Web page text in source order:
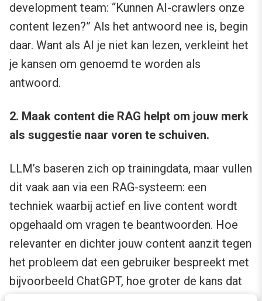
development team: “Kunnen AI-crawlers onze
content lezen?” Als het antwoord nee is, begin
daar. Want als AI je niet kan lezen, verkleint het
je kansen om genoemd te worden als
antwoord.
2. Maak content die RAG helpt om jouw merk
als suggestie naar voren te schuiven.
LLM’s baseren zich op trainingdata, maar vullen
dit vaak aan via een RAG-systeem: een
techniek waarbij actief en live content wordt
opgehaald om vragen te beantwoorden. Hoe
relevanter en dichter jouw content aanzit tegen
het probleem dat een gebruiker bespreekt met
bijvoorbeeld ChatGPT, hoe groter de kans dat